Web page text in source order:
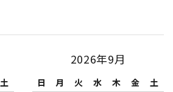
土
2026年9月
日 月 火 水 木 金 土